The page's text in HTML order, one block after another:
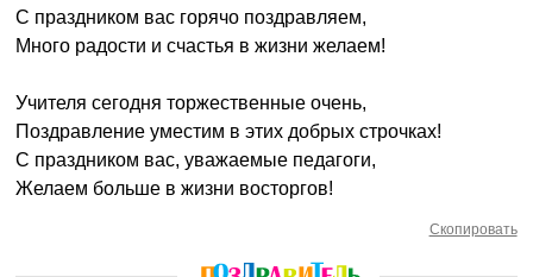
С праздником вас горячо поздравляем,
Много радости и счастья в жизни желаем!
Учителя сегодня торжественные очень,
Поздравление уместим в этих добрых строчках!
С праздником вас, уважаемые педагоги,
Желаем больше в жизни восторгов!
Скопировать